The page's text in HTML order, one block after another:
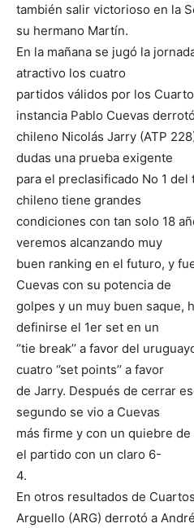
también salir victorioso en la
su hermano Martín.
En la mañana se jugó la
atractivo los cuatro
partidos válidos por los
instancia Pablo Cuevas
chileno Nicolás Jarry (ATP
dudas una prueba exigente
para el preclasificado No 1
chileno tiene grandes
condiciones con tan solo 18
veremos alcanzando muy
buen ranking en el futuro, y
Cuevas con su potencia de
golpes y un muy buen saque,
definirse el 1er set en un
‘’tie break’’ a favor del
cuatro ‘’set points’’ a favor
de Jarry. Después de cerrar
segundo se vio a Cuevas
más firme y con un quiebre
el partido con un claro 6-
4.
En otros resultados de
Arguello (ARG) derrotó a